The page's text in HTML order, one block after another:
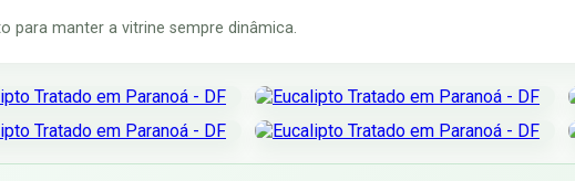
para manter a vitrine sempre dinâmica.